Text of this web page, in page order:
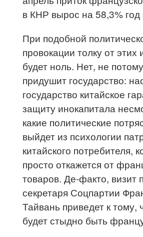
в КНР вырос на 58,3% год
При подобной
провокации толку от этих
будет ноль. Нет, не
придушит государство:
государство китайское
защиту инокапитала
какие политические
выйдет из психологии
китайского потребителя,
просто откажется от
товаров. Де-факто, визит
секретаря Соцпартии
Тайвань приведет к тому,
будет стыдно быть